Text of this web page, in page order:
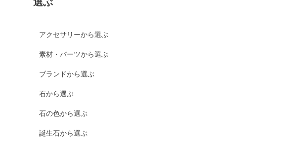
アクセサリーから選ぶ
素材・パーツから選ぶ
ブランドから選ぶ
石から選ぶ
石の色から選ぶ
誕生石から選ぶ